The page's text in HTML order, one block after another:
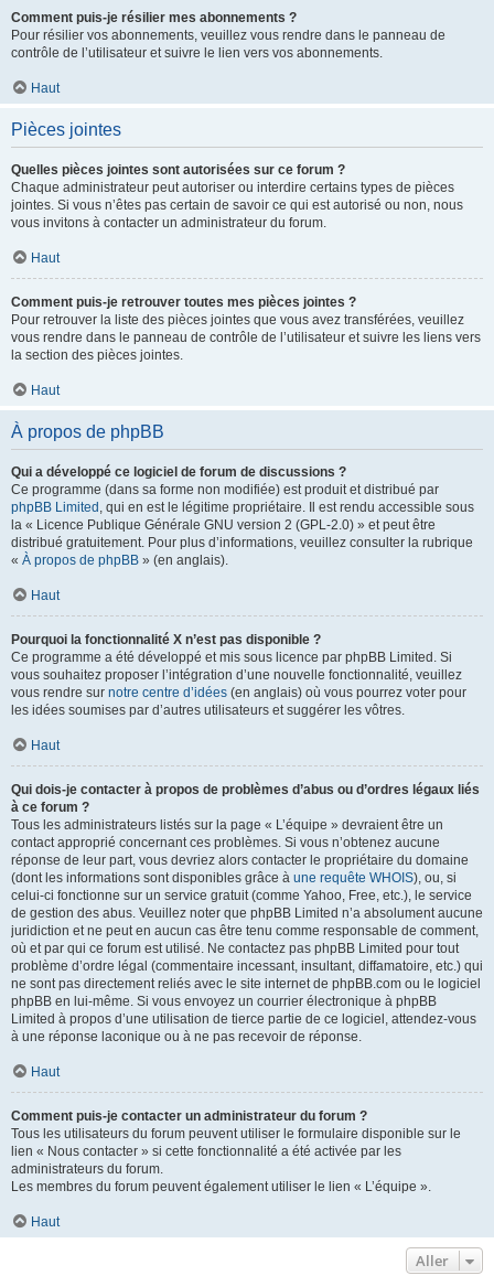
Comment puis-je résilier mes abonnements ?
Pour résilier vos abonnements, veuillez vous rendre dans le panneau de
contrôle de l’utilisateur et suivre le lien vers vos abonnements.
Haut
Pièces jointes
Quelles pièces jointes sont autorisées sur ce forum ?
Chaque administrateur peut autoriser ou interdire certains types de pièces
jointes. Si vous n’êtes pas certain de savoir ce qui est autorisé ou non, nous
vous invitons à contacter un administrateur du forum.
Haut
Comment puis-je retrouver toutes mes pièces jointes ?
Pour retrouver la liste des pièces jointes que vous avez transférées, veuillez
vous rendre dans le panneau de contrôle de l’utilisateur et suivre les liens vers
la section des pièces jointes.
Haut
À propos de phpBB
Qui a développé ce logiciel de forum de discussions ?
Ce programme (dans sa forme non modifiée) est produit et distribué par
phpBB Limited , qui en est le légitime propriétaire. Il est rendu accessible sous
la « Licence Publique Générale GNU version 2 (GPL-2.0) » et peut être
distribué gratuitement. Pour plus d’informations, veuillez consulter la rubrique
« À propos de phpBB » (en anglais).
Haut
Pourquoi la fonctionnalité X n’est pas disponible ?
Ce programme a été développé et mis sous licence par phpBB Limited. Si
vous souhaitez proposer l’intégration d’une nouvelle fonctionnalité, veuillez
vous rendre sur notre centre d’idées (en anglais) où vous pourrez voter pour
les idées soumises par d’autres utilisateurs et suggérer les vôtres.
Haut
Qui dois-je contacter à propos de problèmes d’abus ou d’ordres légaux liés
à ce forum ?
Tous les administrateurs listés sur la page « L’équipe » devraient être un
contact approprié concernant ces problèmes. Si vous n’obtenez aucune
réponse de leur part, vous devriez alors contacter le propriétaire du domaine
(dont les informations sont disponibles grâce à une requête WHOIS), ou, si
celui-ci fonctionne sur un service gratuit (comme Yahoo, Free, etc.), le service
de gestion des abus. Veuillez noter que phpBB Limited n’a absolument aucune
juridiction et ne peut en aucun cas être tenu comme responsable de comment,
où et par qui ce forum est utilisé. Ne contactez pas phpBB Limited pour tout
problème d’ordre légal (commentaire incessant, insultant, diffamatoire, etc.) qui
ne sont pas directement reliés avec le site internet de phpBB.com ou le logiciel
phpBB en lui-même. Si vous envoyez un courrier électronique à phpBB
Limited à propos d’une utilisation de tierce partie de ce logiciel, attendez-vous
à une réponse laconique ou à ne pas recevoir de réponse.
Haut
Comment puis-je contacter un administrateur du forum ?
Tous les utilisateurs du forum peuvent utiliser le formulaire disponible sur le
lien « Nous contacter » si cette fonctionnalité a été activée par les
administrateurs du forum.
Les membres du forum peuvent également utiliser le lien « L’équipe ».
Haut
Aller